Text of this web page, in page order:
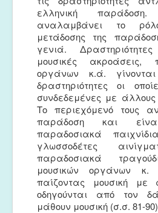
ελληνική
αναλαμβάνει το
μετάδοσης της
γενιά.
μουσικές ακροάσεις,
οργάνων κ.ά.
δραστηριότητες οι
συνδεδεμένες με άλλους
Το περιεχόμενό τους
παράδοση και
παραδοσιακά
γλωσσοδέτες
παραδοσιακά
μουσικών οργάνων
παίζοντας μουσική με
οδηγούνται από τον
μάθουν μουσική (σ.σ. 81-